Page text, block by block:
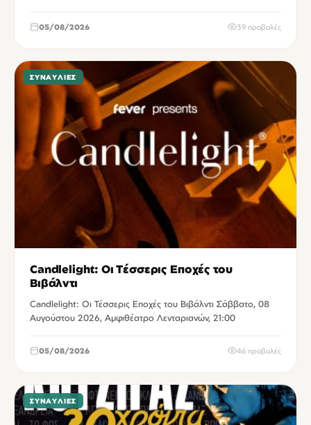
05/08/2026 39 προβολές
ΣΥΝΑΥΛΊΕΣ
Candlelight: Οι Τέσσερις Εποχές του
Βιβάλντι
Candlelight: Οι Τέσσερις Εποχές του Βιβάλντι Σάββατο, 08
Αυγούστου 2026, Αμφιθέατρο Λενταριανών, 21:00
05/08/2026 46 προβολές
ΣΥΝΑΥΛΊΕΣ